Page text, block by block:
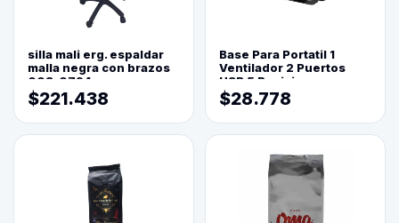
silla mali erg. espaldar
malla negra con brazos
003-0794
$221.438
Base Para Portatil 1
Ventilador 2 Puertos
USB 5 Posiciones
$28.778